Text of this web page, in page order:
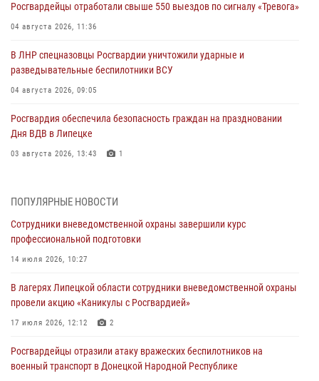
Росгвардейцы отработали свыше 550 выездов по сигналу «Тревога»
04 августа 2026, 11:36
В ЛНР спецназовцы Росгвардии уничтожили ударные и
разведывательные беспилотники ВСУ
04 августа 2026, 09:05
Росгвардия обеспечила безопасность граждан на праздновании
Дня ВДВ в Липецке
03 августа 2026, 13:43 1
Толстовского района
Росгвардия противодействует БПЛА ВСУ на южном направлении
(видео)
Росгвардия обеспечила охрану порядка во время проведения
фестивалей в Липецке
Сотрудники Росгвардии продолжают контроль безопасности
ПОПУЛЯРНЫЕ НОВОСТИ
Сотрудники вневедомственной охраны завершили курс
профессиональной подготовки
14 июля 2026, 10:27
В лагерях Липецкой области сотрудники вневедомственной охраны
провели акцию «Каникулы с Росгвардией»
17 июля 2026, 12:12 2
Росгвардейцы отразили атаку вражеских беспилотников на
военный транспорт в Донецкой Народной Республике